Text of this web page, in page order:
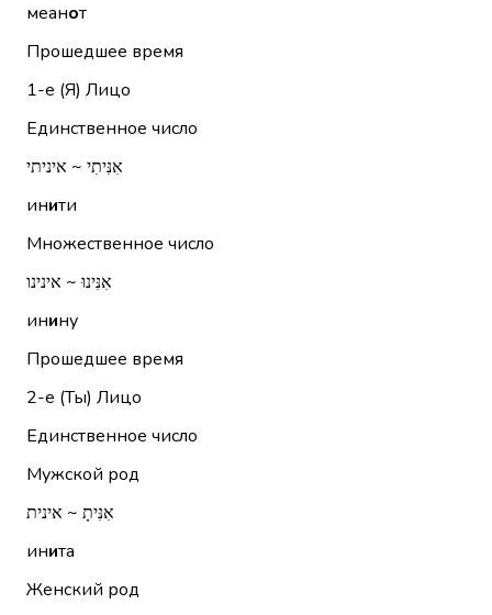
меанот
Прошедшее время
1-е (Я) Лицо
Единственное число
אִנִּיתִי ~ איניתי
инити
Множественное число
אִנִּינוּ ~ אינינו
инину
Прошедшее время
2-е (Ты) Лицо
Единственное число
Мужской род
אִנִּיתָ ~ אינית
инита
Женский род